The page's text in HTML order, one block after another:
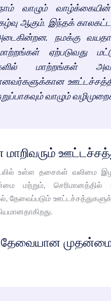
வாழும்
ஆகும். இந்தக்
நமக்கு
ஏற்படுவது
மாற்றங்கள்
வாழும்
உள்ள தசைகள் வலிமை
மற்றும், செரிமானத்தில்
தேவைப்படும்
தேவையான